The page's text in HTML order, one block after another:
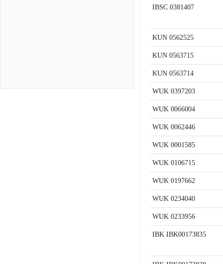
IBSC 0381407
KUN 0562525
KUN 0563715
KUN 0563714
WUK 0397203
WUK 0066004
WUK 0062446
WUK 0001585
WUK 0106715
WUK 0197662
WUK 0234040
WUK 0233956
IBK IBK00173835